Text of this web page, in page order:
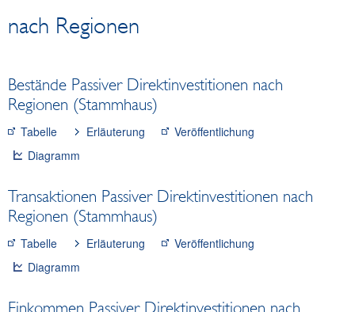
Wertpapiere
Zahlungsmittel und Zahlungssysteme
Realwirtschaftliche Indikatoren
Gesamtwirtschaftliche Finanzierungsrechnung
Vermögensposition
Direktinvestitionen
Portfolioinvestitionen
Sonstige Investitionen
Außenhandel
nach Regionen
Bestände Passiver Direktinvestitionen nach
Regionen (Stammhaus)
Tabelle Erläuterung
Veröffentlichung
Diagramm
Transaktionen Passiver Direktinvestitionen nach
Regionen (Stammhaus)
Tabelle Erläuterung
Veröffentlichung
Diagramm